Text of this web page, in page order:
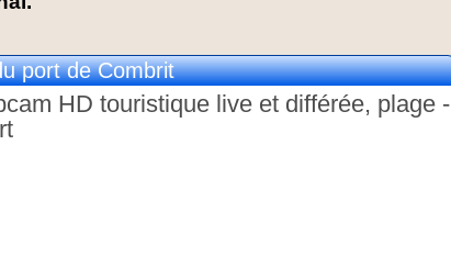
port de Combrit
HD touristique live et différée, plage -